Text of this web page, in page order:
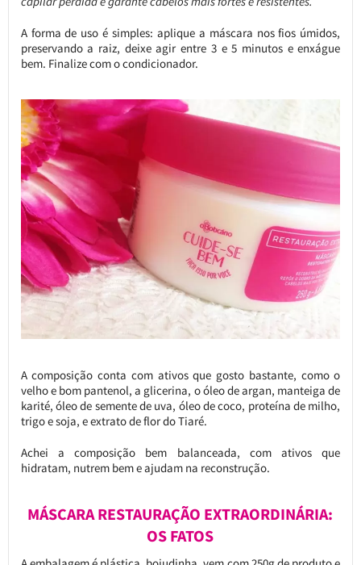
A forma de uso é simples: aplique a máscara nos fios úmidos,
preservando a raiz, deixe agir entre 3 e 5 minutos e enxágue
bem. Finalize com o condicionador.
A composição conta com ativos que gosto bastante, como o
velho e bom pantenol, a glicerina, o óleo de argan, manteiga de
karité, óleo de semente de uva, óleo de coco, proteína de milho,
trigo e soja, e extrato de flor do Tiaré.
Achei a composição bem balanceada, com ativos que
hidratam, nutrem bem e ajudam na reconstrução.
MÁSCARA RESTAURAÇÃO EXTRAORDINÁRIA:
OS FATOS